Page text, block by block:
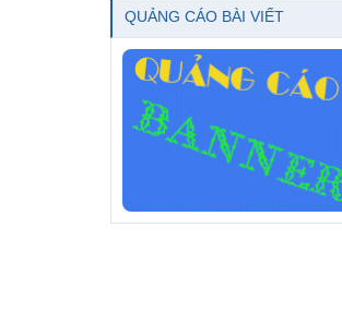
QUẢNG CÁO BÀI VIẾT